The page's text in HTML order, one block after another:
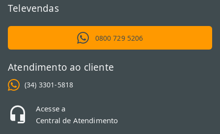
Televendas
0800 729 5206
Atendimento ao cliente
(34) 3301-5818
Acesse a
Central de Atendimento